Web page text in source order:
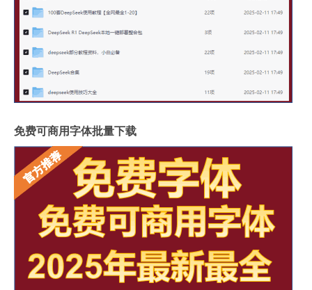
免费可商用字体批量下载